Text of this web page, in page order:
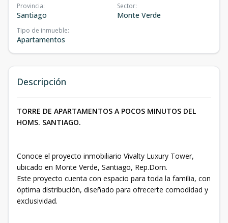
Provincia:
Santiago
Sector:
Monte Verde
Tipo de inmueble:
Apartamentos
Descripción
TORRE DE APARTAMENTOS A POCOS MINUTOS DEL
HOMS. SANTIAGO.
Conoce el proyecto inmobiliario Vivalty Luxury Tower,
ubicado en Monte Verde, Santiago, Rep.Dom.
Este proyecto cuenta con espacio para toda la familia, con
óptima distribución, diseñado para ofrecerte comodidad y
exclusividad.